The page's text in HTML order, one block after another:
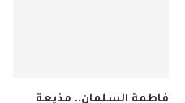
فاطمة السلمان.. مذيعة